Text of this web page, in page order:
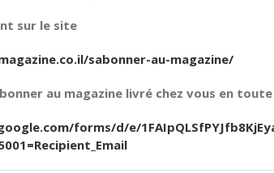
sur le site
sabonner-au-magazine/
au magazine livré chez vous en
forms/d/e/